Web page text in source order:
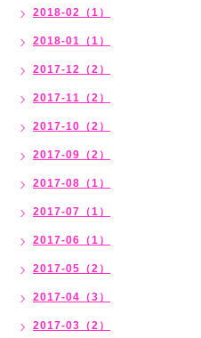
2018-02（1）
2018-01（1）
2017-12（2）
2017-11（2）
2017-10（2）
2017-09（2）
2017-08（1）
2017-07（1）
2017-06（1）
2017-05（2）
2017-04（3）
2017-03（2）